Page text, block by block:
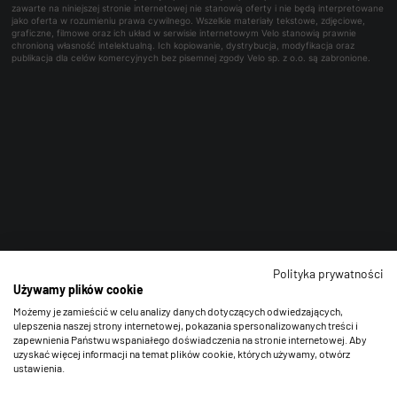
zawarte na niniejszej stronie internetowej nie stanowią oferty i nie będą interpretowane
jako oferta w rozumieniu prawa cywilnego. Wszelkie materiały tekstowe, zdjęciowe,
graficzne, filmowe oraz ich układ w serwisie internetowym Velo stanowią prawnie
chronioną własność intelektualną. Ich kopiowanie, dystrybucja, modyfikacja oraz
publikacja dla celów komercyjnych bez pisemnej zgody Velo sp. z o.o. są zabronione.
Polityka prywatności
Używamy plików cookie
Możemy je zamieścić w celu analizy danych dotyczących odwiedzających,
ulepszenia naszej strony internetowej, pokazania spersonalizowanych treści i
zapewnienia Państwu wspaniałego doświadczenia na stronie internetowej. Aby
uzyskać więcej informacji na temat plików cookie, których używamy, otwórz
ustawienia.